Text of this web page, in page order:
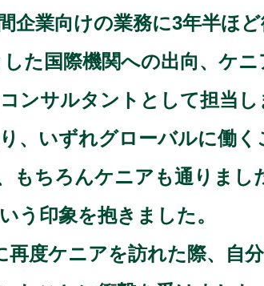
企業向けの業務に3年半ほ
た国際機関への出向、ケ
ンサルタントとして担当し
、いずれグローバルに働
もちろんケニアも通りま
う印象を抱きました。
度ケニアを訪れた際、自